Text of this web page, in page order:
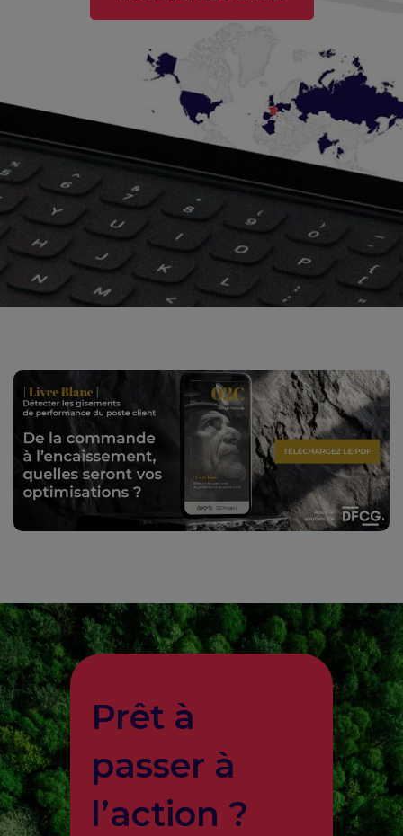
Prêt à
passer à
l’action ?